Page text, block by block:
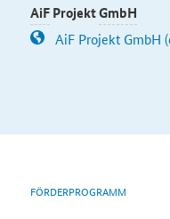
AiFProjektGmbH
AiF Projekt GmbH
FÖRDERPROGRAMM